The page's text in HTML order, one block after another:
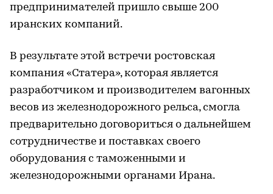
предпринимателей пришло свыше 200
иранских компаний.
В результате этой встречи ростовская
компания «Статера», которая является
разработчиком и производителем вагонных
весов из железнодорожного рельса, смогла
предварительно договориться о дальнейшем
сотрудничестве и поставках своего
оборудования с таможенными и
железнодорожными органами Ирана.